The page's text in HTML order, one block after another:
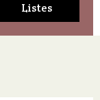
Listes